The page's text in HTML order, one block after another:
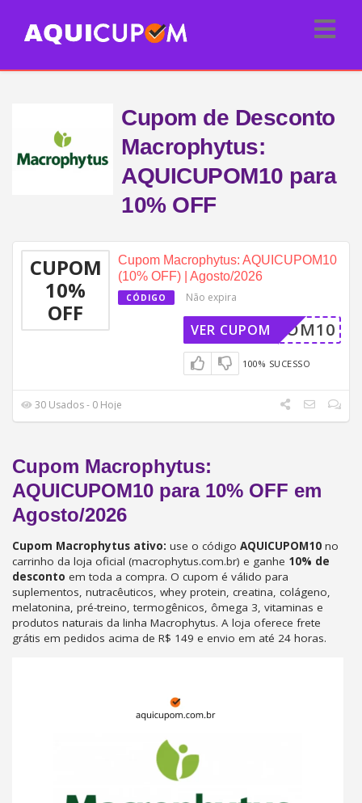
Cupom de Desconto
Macrophytus:
AQUICUPOM10 para
10% OFF
CUPOM
10%
OFF
Cupom Macrophytus: AQUICUPOM10
(10% OFF) | Agosto/2026
CÓDIGO Não expira
ICUPOM10
VER CUPOM
100% SUCESSO
30 Usados - 0 Hoje
Cupom Macrophytus:
AQUICUPOM10 para 10% OFF em
Agosto/2026
Cupom Macrophytus ativo: use o código AQUICUPOM10 no
carrinho da loja oficial (macrophytus.com.br) e ganhe 10% de
desconto em toda a compra. O cupom é válido para
suplementos, nutracêuticos, whey protein, creatina, colágeno,
melatonina, pré-treino, termogênicos, ômega 3, vitaminas e
produtos naturais da linha Macrophytus. A loja oferece frete
grátis em pedidos acima de R$ 149 e envio em até 24 horas.